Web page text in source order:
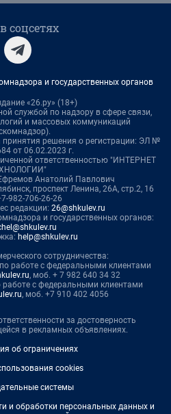
соцсетях
и государственных органов
«26.ру» (18+)
службой по надзору в сфере связи,
и массовых коммуникаций
решения о регистрации: ЭЛ №
от 06.02.2023 г.
ответственностью "ИНТЕРНЕТ
Анатолий Павлович
проспект Ленина, 26А, стр.2, 16
982-706-26-26
редакции: 26@shkulev.ru
и государственных органов:
help@shkulev.ru
сотрудничества:
работе с федеральными клиентами
, моб. + 7 982 640 34 32
с федеральными клиентами
, моб. +7 910 402 4056
за достоверность
в рекламных объявлениях.
об ограничениях
cookies
системы
и обработки персональных данных и